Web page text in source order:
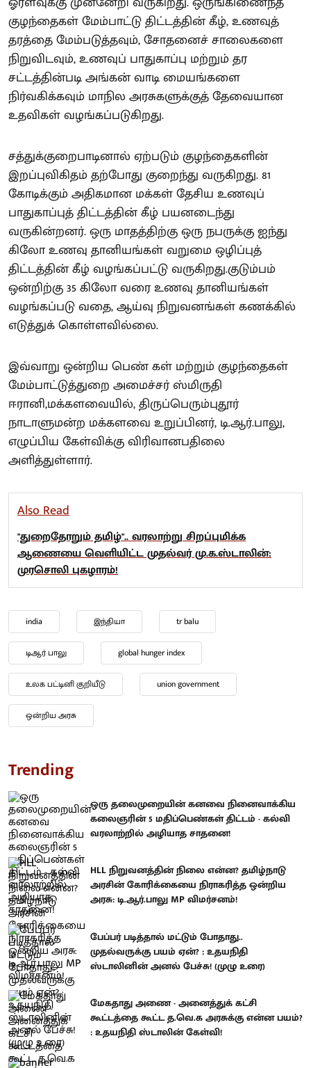
குழந்தைகள் மேம்பாட்டு திட்டத்தின் கீழ், உணவுத்
தரத்தை மேம்படுத்தவும், சோதனைச் சாலைகளை
நிறுவிடவும், உணவுப் பாதுகாப்பு மற்றும் தர
சட்டத்தின்படி அங்கன் வாடி மையங்களை
நிர்வகிக்கவும் மாநில அரசுகளுக்குத் தேவையான
உதவிகள் வழங்கப்படுகிறது.
சத்துக்குறைபாடினால் ஏற்படும் குழந்தைகளின்
இறப்புவிகிதம் தற்போது குறைந்து வருகிறது. 81
கோடிக்கும் அதிகமான மக்கள் தேசிய உணவுப்
பாதுகாப்புத் திட்டத்தின் கீழ் பயனடைந்து
வருகின்றனர். ஒரு மாதத்திற்கு ஒரு நபருக்கு ஐந்து
கிலோ உணவு தானியங்கள் வறுமை ஒழிப்புத்
திட்டத்தின் கீழ் வழங்கப்பட்டு வருகிறது.குடும்பம்
ஒன்றிற்கு 35 கிலோ வரை உணவு தானியங்கள்
வழங்கப்படு வதை, ஆய்வு நிறுவனங்கள் கணக்கில்
எடுத்துக் கொள்ளவில்லை.
இவ்வாறு ஒன்றிய பெண் கள் மற்றும் குழந்தைகள்
மேம்பாட்டுத்துறை அமைச்சர் ஸ்மிருதி
ஈரானி,மக்களவையில், திருப்பெரும்புதூர்
நாடாளுமன்ற மக்களவை உறுப்பினர், டி.ஆர்.பாலு,
எழுப்பிய கேள்விக்கு விரிவானபதிலை
அளித்துள்ளார்.
Also Read
"துறைதோறும் தமிழ்".. வரலாற்று சிறப்புமிக்க
ஆணையை வெளியிட்ட முதல்வர் மு.க.ஸ்டாலின்:
முரசொலி புகழாரம்!
india இந்தியா tr balu
டிஆர் பாலு global hunger index
உலக பட்டினி குறியீடு union government
ஒன்றிய அரசு
Trending
ஒரு தலைமுறையின் கனவை நினைவாக்கிய
கலைஞரின் 5 மதிப்பெண்கள் திட்டம் - கல்வி
வரலாற்றில் அழியாத சாதனை!
HLL நிறுவனத்தின் நிலை என்ன? தமிழ்நாடு
அரசின் கோரிக்கையை நிராகரித்த ஒன்றிய
அரசு: டி.ஆர்.பாலு MP விமர்சனம்!
பேப்பர் படித்தால் மட்டும் போதாது..
முதல்வருக்கு பயம் ஏன்? : உதயநிதி
ஸ்டாலினின் அனல் பேச்சு! (முழு உரை)
மேகதாது அணை - அனைத்துக் கட்சி
கூட்டத்தை கூட்ட த.வெ.க அரசுக்கு என்ன பயம்?
: உதயநிதி ஸ்டாலின் கேள்வி!